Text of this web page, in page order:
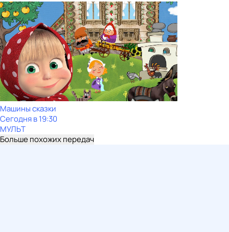
Машины сказки
Сегодня в 19:30
МУЛЬТ
Больше похожих передач